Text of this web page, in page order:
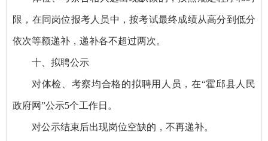
限，在同岗位报考人员中，按考试最终成绩从高分到低分
依次等额递补，递补各不超过两次。
十、拟聘公示
对体检、考察均合格的拟聘用人员，在“霍邱县人民
政府网”公示5个工作日。
对公示结束后出现岗位空缺的，不再递补。